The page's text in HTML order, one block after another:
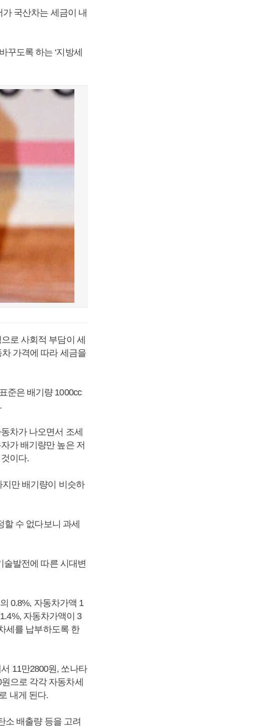
국산차는 세금이 내
도록 하는 ‘지방세
로 사회적 부담이 세
가격에 따라 세금을
준은 배기량 1000cc
차가 나오면서 조세
가 배기량만 높은 저
이다.
지만 배기량이 비슷하
수 없다보니 과세
술발전에 따른 시대변
0.8%, 자동차가액 1
자동차가액이 3
세를 납부하도록 한
11만2800원, 쏘나타
으로 각각 자동차세
내게 된다.
소 배출량 등을 고려